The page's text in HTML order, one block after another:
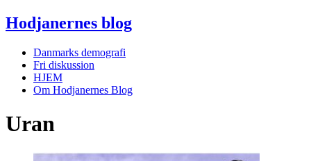
Hodjanernes blog
Danmarks demografi
Fri diskussion
HJEM
Om Hodjanernes Blog
Uran